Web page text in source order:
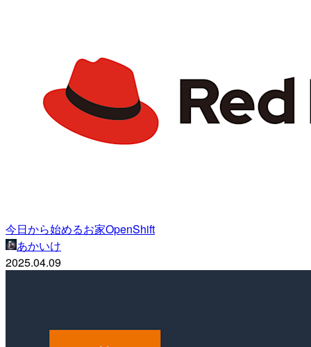
今日から始めるお家OpenShift
あかいけ
2025.04.09